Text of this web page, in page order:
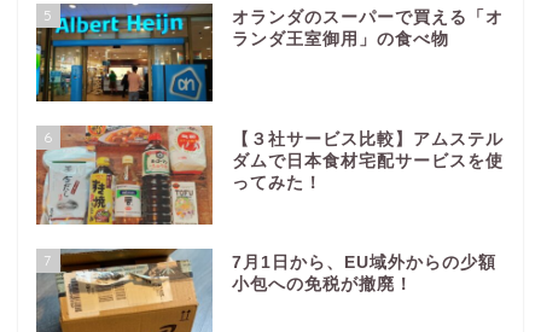
5
オランダのスーパーで買える「オ
ランダ王室御用」の食べ物
6
【３社サービス比較】アムステル
ダムで日本食材宅配サービスを使
ってみた！
7
7月1日から、EU域外からの少額
小包への免税が撤廃！